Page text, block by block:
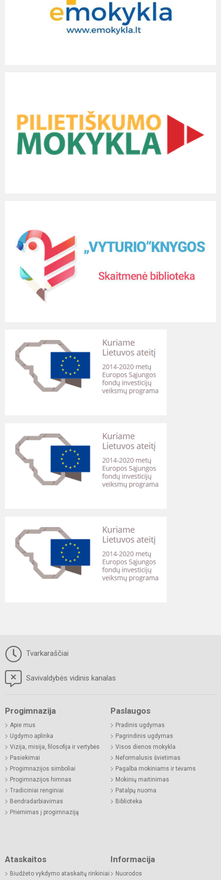
Tvarkaraščiai
Savivaldybės vidinis kanalas
Progimnazija
Apie mus
Ugdymo aplinka
Vizija, misija, filosofija ir vertybės
Pasiekimai
Progimnazijos simboliai
Progimnazijos himnas
Tradiciniai renginiai
Bendradarbiavimas
Priėmimas į progimnaziją
Paslaugos
Pradinis ugdymas
Pagrindinis ugdymas
Visos dienos mokykla
Neformalusis švietimas
Pagalba mokiniams ir tėvams
Mokinių maitinimas
Patalpų nuoma
Biblioteka
Ataskaitos
Biudžeto vykdymo ataskaitų rinkiniai
Informacija
Nuorodos